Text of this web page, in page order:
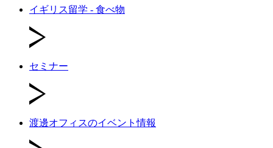
イギリス留学 - 食べ物
セミナー
渡邊オフィスのイベント情報